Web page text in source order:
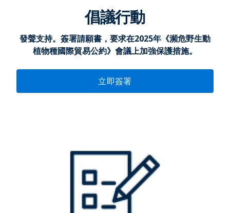
倡議行動
發聲支持。簽署請願書，要求在2025年《瀕危野生動
植物種國際貿易公約》會議上加強保護措施。
立即簽署